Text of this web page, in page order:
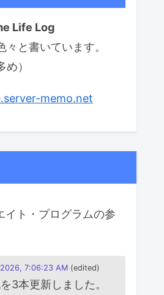
Life Log
と書いています。
め）
memo.net
ト・プログラムの参
7:06:23 AM (edited)
3本更新しました。